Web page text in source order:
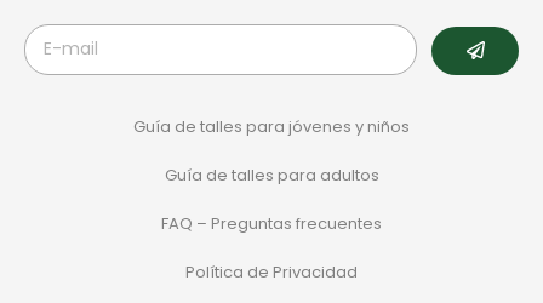
Guía de talles para jóvenes y niños
Guía de talles para adultos
FAQ – Preguntas frecuentes
Política de Privacidad